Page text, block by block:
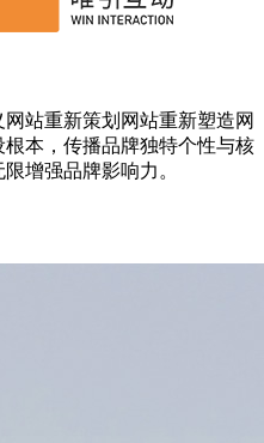
站重新策划网站重新塑造网
本，传播品牌独特个性与核
增强品牌影响力。